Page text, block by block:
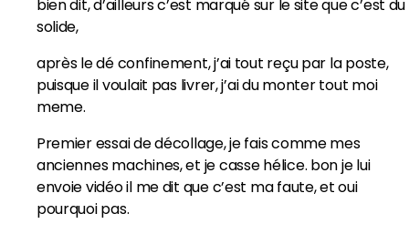
bien dit, d’ailleurs c’est marqué sur le site que c’est du
solide,
après le dé confinement, j’ai tout reçu par la poste,
puisque il voulait pas livrer, j’ai du monter tout moi
meme.
Premier essai de décollage, je fais comme mes
anciennes machines, et je casse hélice. bon je lui
envoie vidéo il me dit que c’est ma faute, et oui
pourquoi pas.